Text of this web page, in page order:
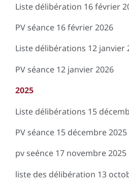
Liste délibération 16 février
PV séance 16 février 2026
Liste délibérations 12 janvier
PV séance 12 janvier 2026
2025
Liste délibérations 15
PV séance 15 décembre 2025
pv seénce 17 novembre 2025
liste des délibération 13